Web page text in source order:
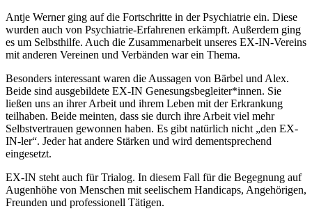
Antje Werner ging auf die Fortschritte in der Psychiatrie ein. Diese
wurden auch von Psychiatrie-Erfahrenen erkämpft. Außerdem ging
es um Selbsthilfe. Auch die Zusammenarbeit unseres EX-IN-Vereins
mit anderen Vereinen und Verbänden war ein Thema.
Besonders interessant waren die Aussagen von Bärbel und Alex.
Beide sind ausgebildete EX-IN Genesungsbegleiter*innen. Sie
ließen uns an ihrer Arbeit und ihrem Leben mit der Erkrankung
teilhaben. Beide meinten, dass sie durch ihre Arbeit viel mehr
Selbstvertrauen gewonnen haben. Es gibt natürlich nicht „den EX-
IN-ler“. Jeder hat andere Stärken und wird dementsprechend
eingesetzt.
EX-IN steht auch für Trialog. In diesem Fall für die Begegnung auf
Augenhöhe von Menschen mit seelischem Handicaps, Angehörigen,
Freunden und professionell Tätigen.